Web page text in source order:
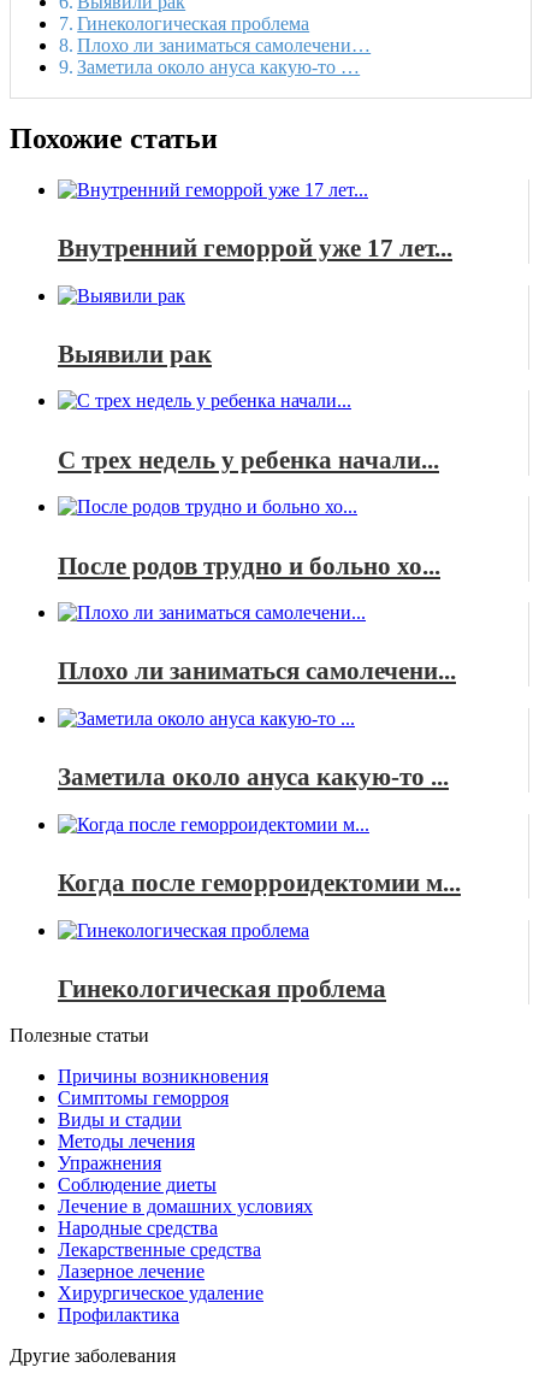
Гинекологическая проблема
Плохо ли заниматься самолечени…
Заметила около ануса какую-то …
Похожие статьи
Внутренний геморрой уже 17 лет...
Выявили рак
С трех недель у ребенка начали...
После родов трудно и больно хо...
Плохо ли заниматься самолечени...
Заметила около ануса какую-то ...
Когда после геморроидектомии м...
Гинекологическая проблема
Полезные статьи
Причины возникновения
Симптомы геморроя
Виды и стадии
Методы лечения
Упражнения
Соблюдение диеты
Лечение в домашних условиях
Народные средства
Лекарственные средства
Лазерное лечение
Хирургическое удаление
Профилактика
Другие заболевания